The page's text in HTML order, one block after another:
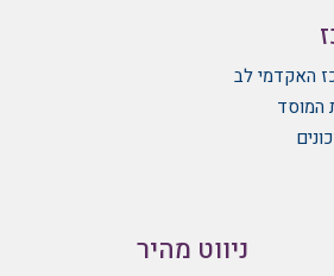
האקדמי לב
המוסד
ניווט מהיר